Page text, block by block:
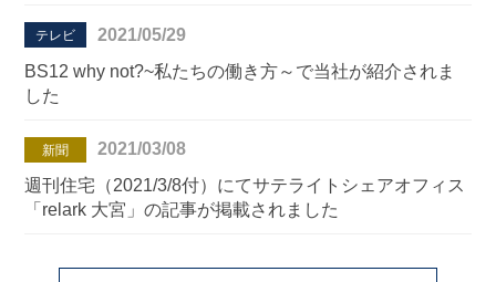
テレビ 2021/05/29
BS12 why not?~私たちの働き方～で当社が紹介されま
した
新聞 2021/03/08
週刊住宅（2021/3/8付）にてサテライトシェアオフィス
「relark 大宮」の記事が掲載されました